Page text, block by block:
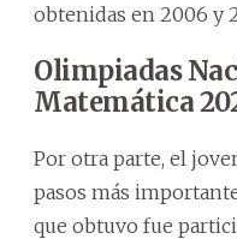
obtenidas en 2006 y
Olimpiadas
Matemática
Por otra parte, el
pasos más
que obtuvo fue